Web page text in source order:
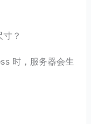
？
时，服务器会生